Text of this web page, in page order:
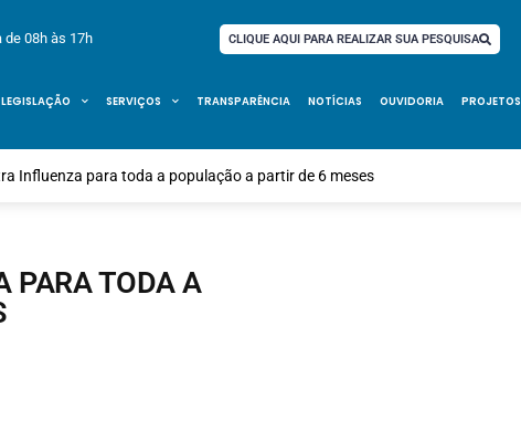
08h às 17h CLIQUE AQUI PARA REALIZAR SUA PESQUISA
LEGISLAÇÃO SERVIÇOS TRANSPARÊNCIA NOTÍCIAS OUVIDORIA PROJETOS
Influenza para toda a população a partir de 6 meses
PARA TODA A